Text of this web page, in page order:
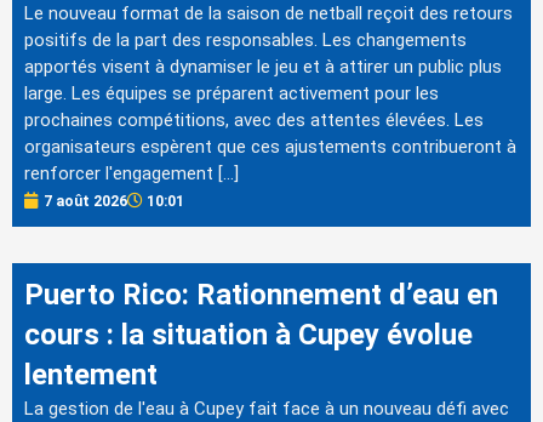
Le nouveau format de la saison de netball reçoit des retours
positifs de la part des responsables. Les changements
apportés visent à dynamiser le jeu et à attirer un public plus
large. Les équipes se préparent activement pour les
prochaines compétitions, avec des attentes élevées. Les
organisateurs espèrent que ces ajustements contribueront à
renforcer l'engagement […]
7 août 2026 10:01
Puerto Rico: Rationnement d’eau en
cours : la situation à Cupey évolue
lentement
La gestion de l'eau à Cupey fait face à un nouveau défi avec